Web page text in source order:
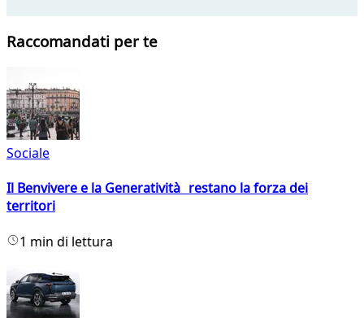
Raccomandati per te
Sociale
Il Benvivere e la Generatività restano la forza dei
territori
1 min di lettura